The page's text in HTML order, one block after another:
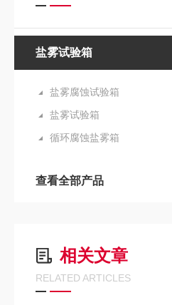
盐雾试验箱
盐雾腐蚀试验箱
盐雾试验箱
循环腐蚀盐雾箱
查看全部产品
相关文章
RELATED ARTICLES